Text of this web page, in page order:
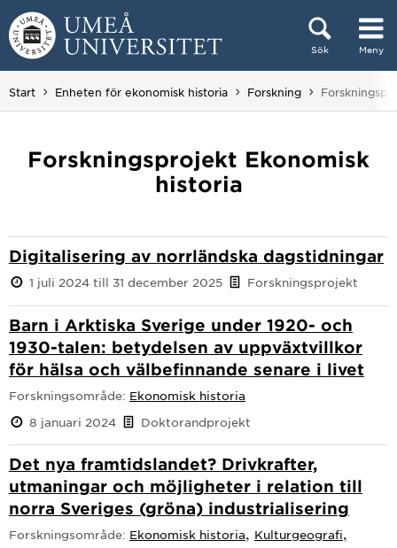
Hoppa direkt till innehållet
Sök Meny
Huvudmenyn dold.
Start Enheten för ekonomisk historia Forskning Du är här:
Forskningsprojekt Ekonomisk
historia
Digitalisering av norrländska dagstidningar
1 juli 2024 till 31 december 2025 Forskningsprojekt
Barn i Arktiska Sverige under 1920- och
1930-talen: betydelsen av uppväxtvillkor
för hälsa och välbefinnande senare i livet
Forskningsområde: Ekonomisk historia
8 januari 2024
Doktorandprojekt
Det nya framtidslandet? Drivkrafter,
utmaningar och möjligheter i relation till
norra Sveriges (gröna) industrialisering
Forskningsområde: Ekonomisk historia, Kulturgeografi,